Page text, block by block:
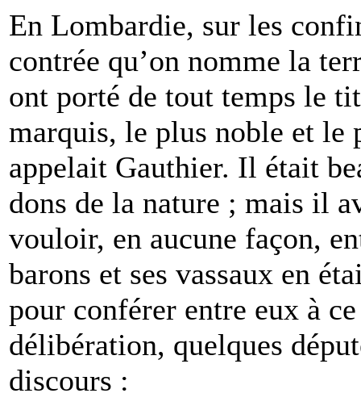
En Lombardie, sur les
contrée qu’on nomme la
ont porté de tout temps le
marquis, le plus noble et le
appelait Gauthier. Il était
dons de la nature ; mais il
vouloir, en aucune façon,
barons et ses vassaux en
pour conférer entre eux à
délibération, quelques
discours :